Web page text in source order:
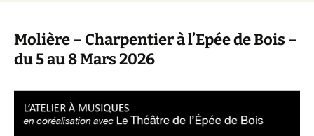
Molière – Charpentier à l’Epée de Bois –
du 5 au 8 Mars 2026